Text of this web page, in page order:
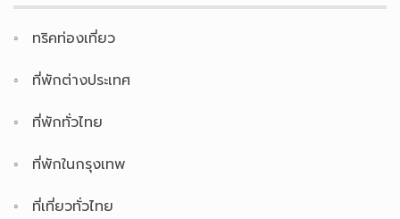
ทริคท่องเที่ยว
ที่พักต่างประเทศ
ที่พักทั่วไทย
ที่พักในกรุงเทพ
ที่เที่ยวทั่วไทย